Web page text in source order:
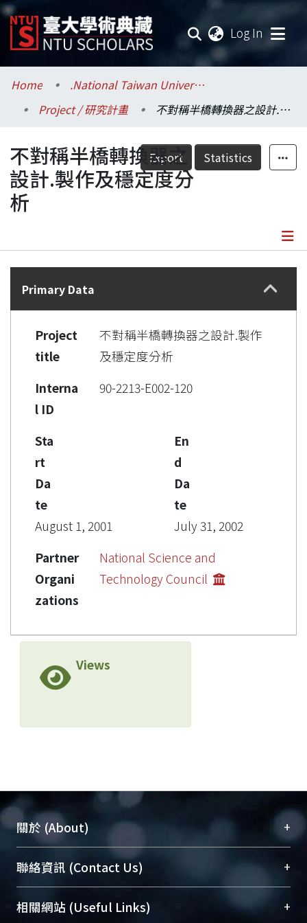
Log In
Communities & Collections
Research Outputs
Fundings & Projects
Researchers
Statistics
Home
.National Taiwan University / 國立臺灣大學
Project / 研究計畫
不對稱半橋轉換器之設計.製作及穩定度分析
Export Statistics
不對稱半橋轉換器之
設計.製作及穩定度分
析
Details
Primary Data
Project
title
不對稱半橋轉換器之設計.製作
及穩定度分析
Interna
l ID
90-2213-E002-120
Sta
rt
Da
te
August 1, 2001
En
d
Da
te
July 31, 2002
Partner
Organi
zations
National Science and
Technology Council
Views
關於 (About) +
臺大位居世界頂尖大學之列，為永久珍藏及向國際
展現本校豐碩的研究成果及學術能量，圖書館整合
機構典藏（NTUR）與學術庫（AH）不同功能平
聯絡資訊 (Contact Us) +
總館學科館員(Main Library)
相關網站 (Useful Links) +